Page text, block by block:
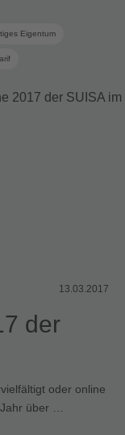
Eigentum
13.03.2017
der
oder online
Jahr über …